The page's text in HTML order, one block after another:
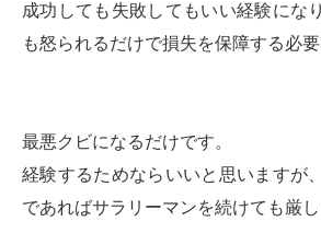
成功しても失敗してもいい経験にな
も怒られるだけで損失を保障する必要
最悪クビになるだけです。
経験するためならいいと思いますが
であればサラリーマンを続けても厳し